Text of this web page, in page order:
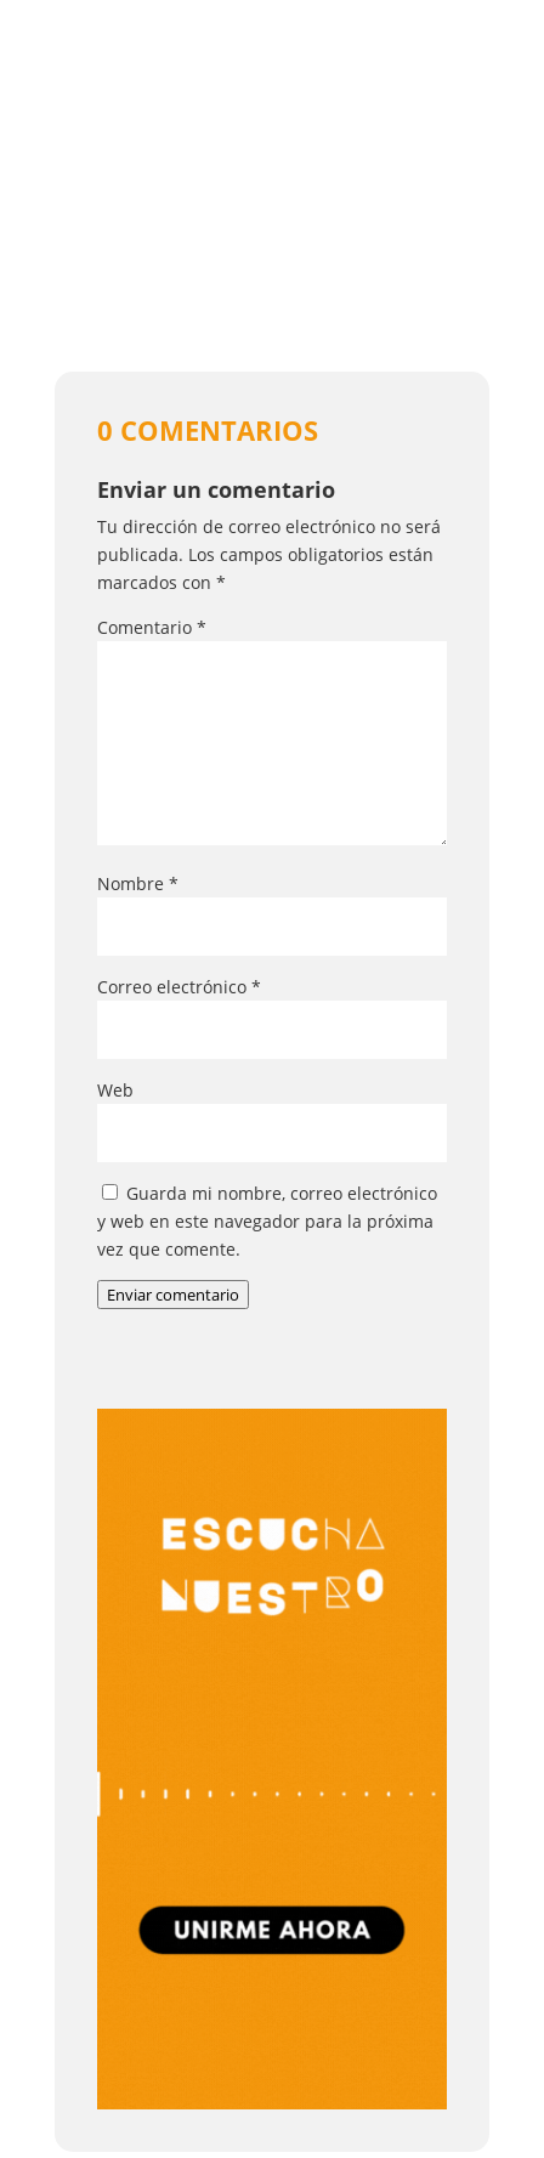
0 COMENTARIOS
Enviar un comentario
Tu dirección de correo electrónico no será
publicada. Los campos obligatorios están
marcados con *
Comentario *
Nombre *
Correo electrónico *
Web
Guarda mi nombre, correo electrónico
y web en este navegador para la próxima
vez que comente.
Enviar comentario